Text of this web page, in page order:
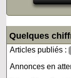
Quelques
Articles publiés :
Annonces en